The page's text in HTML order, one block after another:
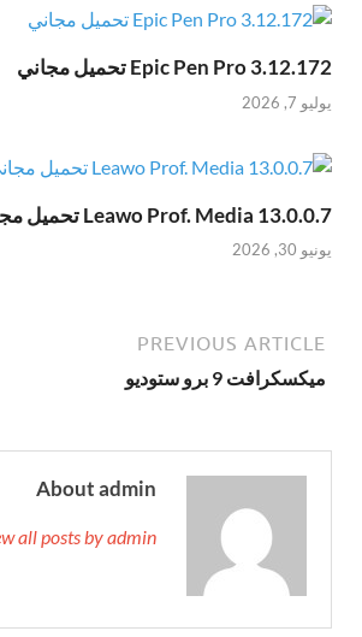
Epic Pen Pro 3.12.172 تحميل مجاني
يوليو 7, 2026
Leawo Prof. Media 13.0.0.7 تحميل مجاني
يونيو 30, 2026
PREVIOUS ARTICLE
ميكسكرافت 9 برو ستوديو
About admin
all posts by admin →